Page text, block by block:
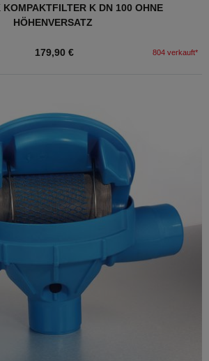
KOMPAKTFILTER K DN 100 OHNE
HÖHENVERSATZ
179,90 € 804 verkauft*